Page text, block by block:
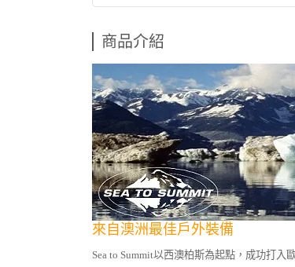
商品介紹
來自澳洲最佳戶外裝備
Sea to Summit以西澳柏斯為起點，成功打